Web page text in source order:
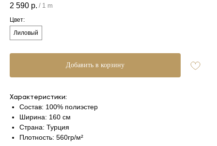
2 590 р. / 1 m
Цвет:
Лиловый
Добавить в корзину
Характеристики:
Состав: 100% полиэстер
Ширина: 160 см
Страна: Турция
Плотность: 560гр/м²